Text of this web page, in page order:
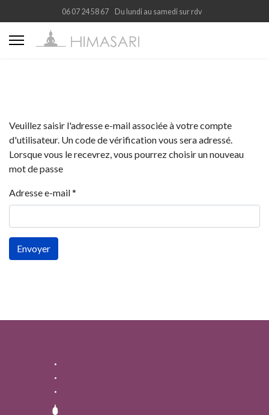
06 07 24 58 67 Du lundi au samedi sur rdv
Veuillez saisir l'adresse e-mail associée à votre compte
d'utilisateur. Un code de vérification vous sera adressé.
Lorsque vous le recevrez, vous pourrez choisir un nouveau
mot de passe
Adresse e-mail*
Envoyer